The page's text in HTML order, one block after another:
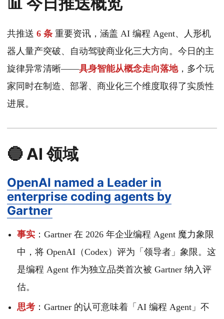
共推送 6 条 重要资讯，涵盖 AI 编程 Agent、人形机
器人量产突破、自动驾驶商业化三大方向。今日的主
旋律异常清晰——具身智能从概念走向落地，多个玩
家同时在制造、部署、商业化三个维度取得了实质性
进展。
🔵 AI 领域
OpenAI named a Leader in
enterprise coding agents by
Gartner
事实 ：Gartner 在 2026 年企业编程 Agent 魔力象限
中，将 OpenAI（Codex）评为「领导者」象限。这
是编程 Agent 作为独立品类首次被 Gartner 纳入评
估。
思考 ：Gartner 的认可意味着「AI 编程 Agent」不